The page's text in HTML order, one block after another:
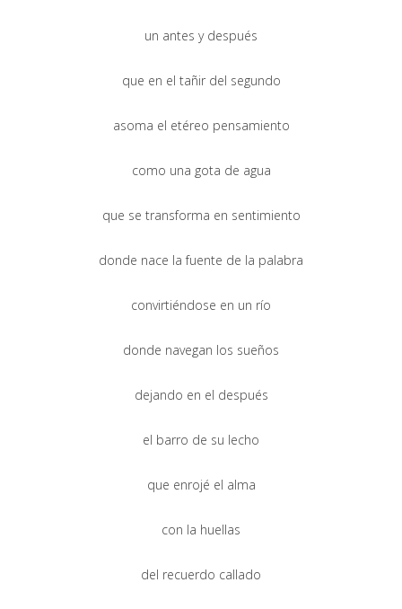
un antes y después
que en el tañir del segundo
asoma el etéreo pensamiento
como una gota de agua
que se transforma en sentimiento
donde nace la fuente de la palabra
convirtiéndose en un río
donde navegan los sueños
dejando en el después
el barro de su lecho
que enrojé el alma
con la huellas
del recuerdo callado